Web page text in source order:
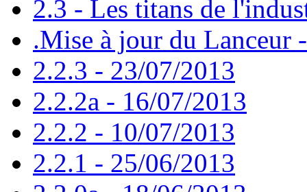
2.3 - Les titans de
.Mise à jour du Lanceur
2.2.3 - 23/07/2013
2.2.2a - 16/07/2013
2.2.2 - 10/07/2013
2.2.1 - 25/06/2013